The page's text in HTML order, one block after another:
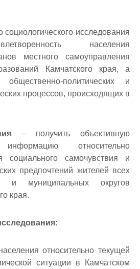
социологического исследования
населения
местного самоуправления
Камчатского края, а
политических и
процессов, происходящих в
– получить объективную
информацию относительно
социального самочувствия и
предпочтений жителей всех
и муниципальных округов
края.
относительно текущей
ситуации в Камчатском